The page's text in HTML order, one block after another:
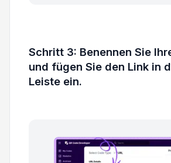
Schritt 3: Benennen Sie
und fügen Sie den Link in
Leiste ein.